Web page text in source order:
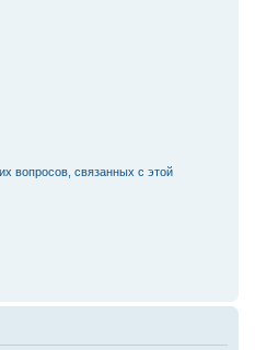
вопросов, связанных с этой